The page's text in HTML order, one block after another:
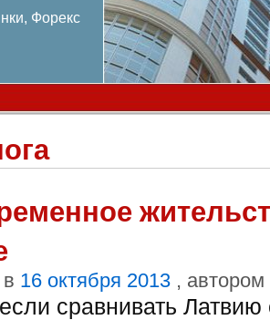
Форекс
16 октября 2013 , автором
сравнивать Латвию